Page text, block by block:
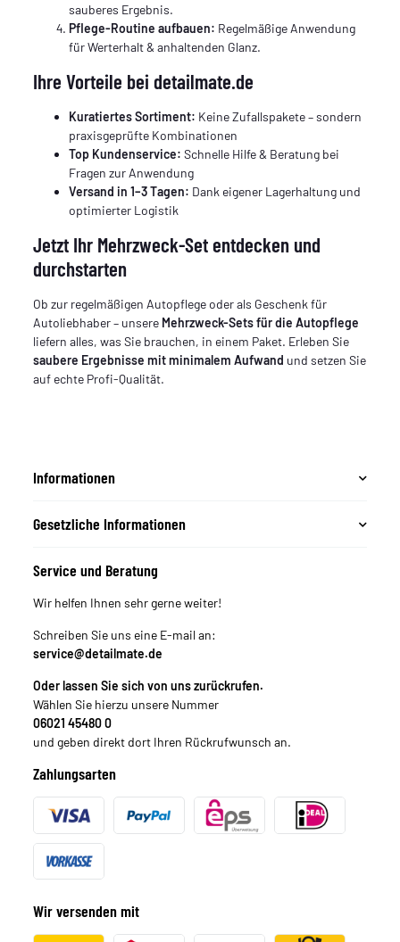
sauberes Ergebnis.
Pflege-Routine aufbauen: Regelmäßige Anwendung
für Werterhalt & anhaltenden Glanz.
Ihre Vorteile bei detailmate.de
Kuratiertes Sortiment: Keine Zufallspakete – sondern
praxisgeprüfte Kombinationen
Top Kundenservice: Schnelle Hilfe & Beratung bei
Fragen zur Anwendung
Versand in 1–3 Tagen: Dank eigener Lagerhaltung und
optimierter Logistik
Jetzt Ihr Mehrzweck-Set entdecken und
durchstarten
Ob zur regelmäßigen Autopflege oder als Geschenk für
Autoliebhaber – unsere Mehrzweck-Sets für die Autopflege
liefern alles, was Sie brauchen, in einem Paket. Erleben Sie
saubere Ergebnisse mit minimalem Aufwand und setzen Sie
auf echte Profi-Qualität.
Informationen
Gesetzliche Informationen
Service und Beratung
Wir helfen Ihnen sehr gerne weiter!
Schreiben Sie uns eine E-mail an:
service@detailmate.de
Oder lassen Sie sich von uns zurückrufen.
Wählen Sie hierzu unsere Nummer
06021 45480 0
und geben direkt dort Ihren Rückrufwunsch an.
Zahlungsarten
Wir versenden mit